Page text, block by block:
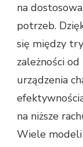
na
potrzeb.
się między
zależności
urządzenia
na niższe
Wiele modeli